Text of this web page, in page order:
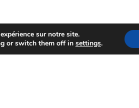
sur notre site.
or switch them off in settings.